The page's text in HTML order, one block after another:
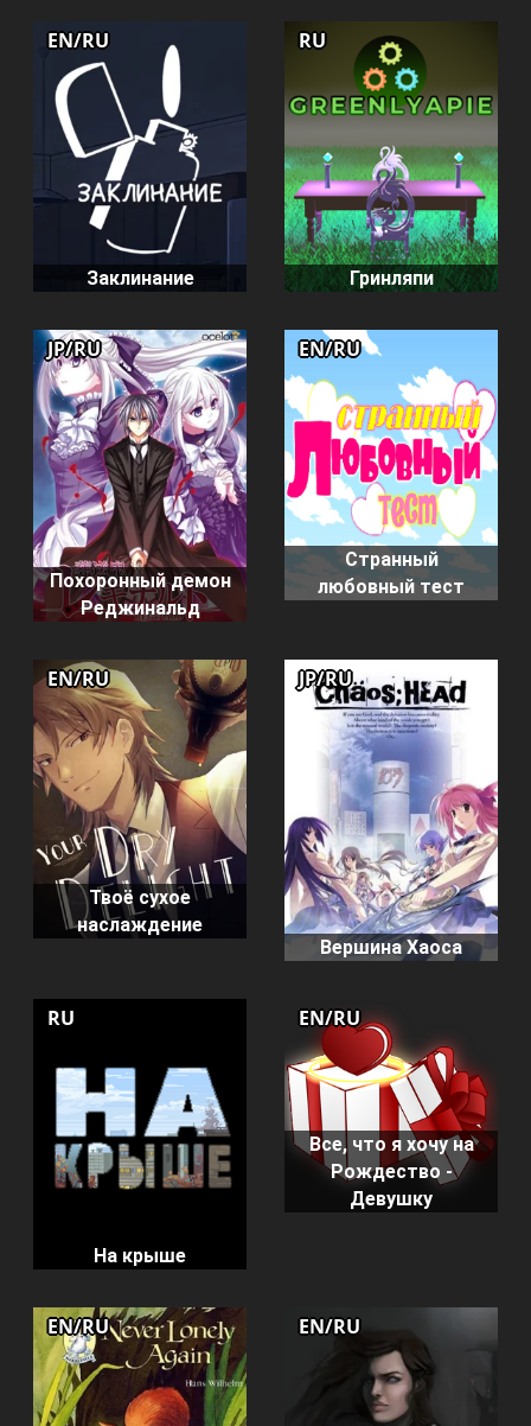
Заклинание
EN/RU
Гринляпи
RU
Похоронный демон
Реджинальд
JP/RU
Странный
любовный тест
EN/RU
Твоё сухое
наслаждение
EN/RU
Вершина Хаоса
JP/RU
На крыше
RU
Все, что я хочу на
Рождество -
Девушку
EN/RU
EN/RU EN/RU